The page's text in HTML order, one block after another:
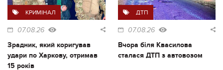
КРИМІНАЛ
07.08.26
Зрадник, який коригував
удари по Харкову, отримав
15 років
ДТП
07.08.26
Вчора біля Квасилова
сталася ДТП з автовозом